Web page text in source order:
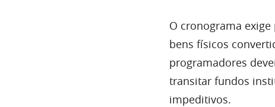
O cronograma
bens físicos
programadores
transitar fundos
impeditivos.